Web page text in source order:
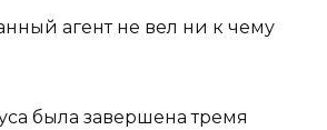
агент не вел ни к чему
была завершена тремя